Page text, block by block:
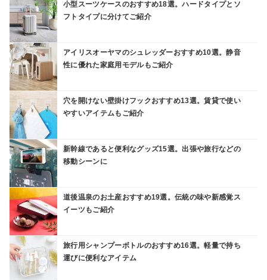
小型スーツケースのおすすめ18選。ハードタイプとソ
フトタイプに分けてご紹介
アイリスオーヤマのシュレッダーおすすめ10選。静音
性に優れた家庭用モデルもご紹介
穴を開けない壁掛けフックおすすめ13選。賃貸で使い
やすいアイテムもご紹介
新幹線であると便利なグッズ15選。出張や旅行などの
移動シーンに
道後温泉のお土産おすすめ19選。伝統の味や新感覚ス
イーツもご紹介
旅行用シャンプーボトルのおすすめ16選。軽量で持ち
運びに便利なアイテム